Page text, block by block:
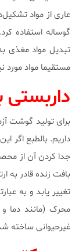
عاری از مواد
گوساله استفاده
تبدیل مواد مغذی
مستقیما مواد مورد
داربستی
برای تولید گوشت
داریم. بالطبع اگر
جدا کردن آن از
بافت زنده قادر به
تغییر یابد و به
غیرحیوانی ساخته